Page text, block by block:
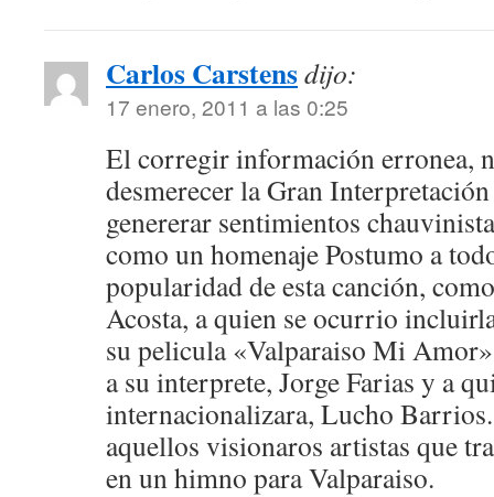
Carlos Carstensdijo:
17 enero, 2011 a las 0:25
El corregir información erronea,
desmerecer la Gran
genererar sentimientos
como un homenaje Postumo a
popularidad de esta canción,
Acosta, a quien se ocurrio
su pelicula «Valparaiso Mi
a su interprete, Jorge Farias y a
internacionalizara, Lucho
aquellos visionaros artistas que
en un himno para Valparaiso.